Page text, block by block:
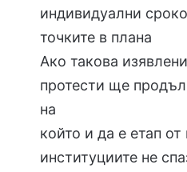
индивидуални
точките в плана
Ако такова
протести ще
на
който и да е етап
институциите не